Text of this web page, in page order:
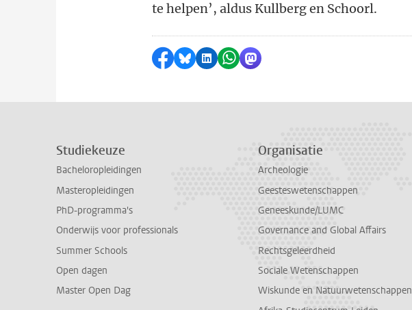
te helpen’, aldus Kullberg en Schoorl.
Delen op Facebook
Delen via Bluesky
Delen op LinkedIn
Delen via WhatsApp
Delen via Mastodon
Studiekeuze
Bacheloropleidingen
Masteropleidingen
PhD-programma's
Onderwijs voor professionals
Summer Schools
Open dagen
Master Open Dag
Organisatie
Archeologie
Geesteswetenschappen
Geneeskunde/LUMC
Governance and Global Affairs
Rechtsgeleerdheid
Sociale Wetenschappen
Wiskunde en Natuurwetenschappen